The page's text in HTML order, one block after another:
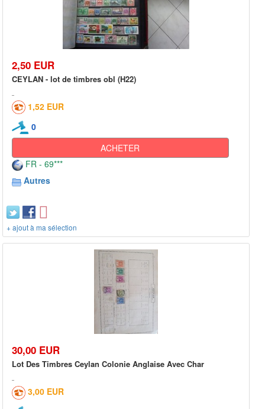
2,50 EUR
CEYLAN - lot de timbres obl (H22)
1,52 EUR
0
ACHETER
FR - 69***
Autres
+ ajout à ma sélection
30,00 EUR
Lot Des Timbres Ceylan Colonie Anglaise Avec Char
3,00 EUR